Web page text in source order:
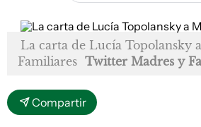
La carta de Lucía Topolansky
Familiares Twitter Madres y
Compartir